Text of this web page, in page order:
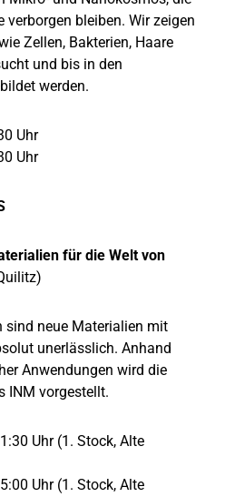
bleiben. Wir zeigen
Zellen, Bakterien, Haare
und bis in den
werden.
Uhr
Uhr
für die Welt von
sind neue Materialien mit
unerlässlich. Anhand
Anwendungen wird die
INM vorgestellt.
Uhr (1. Stock, Alte
Uhr (1. Stock, Alte